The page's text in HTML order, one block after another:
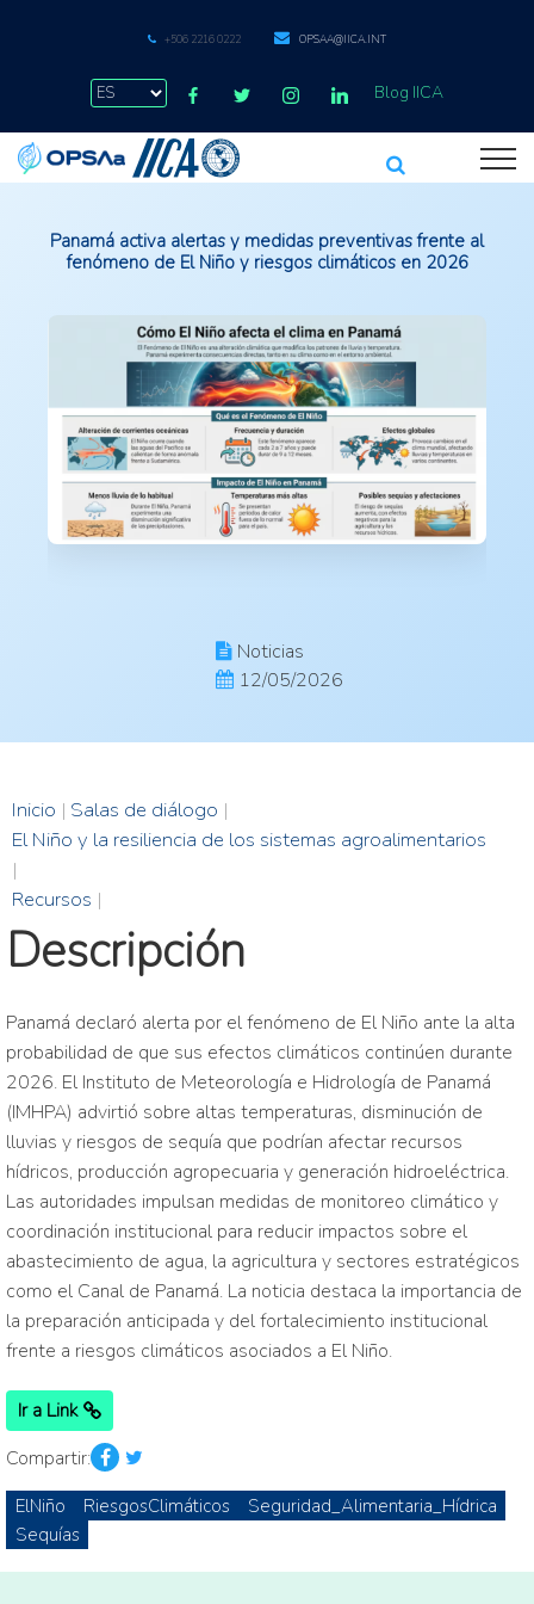
+506 2216 0222 OPSAA@IICA.INT
Blog IICA
Panamá activa alertas y medidas preventivas frente al
fenómeno de El Niño y riesgos climáticos en 2026
Noticias
12/05/2026
Inicio | Salas de diálogo |
El Niño y la resiliencia de los sistemas agroalimentarios
|
Recursos |
Descripción
Panamá declaró alerta por el fenómeno de El Niño ante la alta
probabilidad de que sus efectos climáticos continúen durante
2026. El Instituto de Meteorología e Hidrología de Panamá
(IMHPA) advirtió sobre altas temperaturas, disminución de
lluvias y riesgos de sequía que podrían afectar recursos
hídricos, producción agropecuaria y generación hidroeléctrica.
Las autoridades impulsan medidas de monitoreo climático y
coordinación institucional para reducir impactos sobre el
abastecimiento de agua, la agricultura y sectores estratégicos
como el Canal de Panamá. La noticia destaca la importancia de
la preparación anticipada y del fortalecimiento institucional
frente a riesgos climáticos asociados a El Niño.
Ir a Link
Compartir:
ElNiño RiesgosClimáticos
Seguridad_Alimentaria_Hídrica
Sequías